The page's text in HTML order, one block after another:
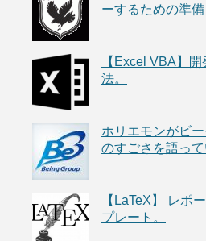
ーするための準備
【Excel VBA】
法。
ホリエモンがビ
のすごさを語って
【LaTeX】 レポ
プレート。